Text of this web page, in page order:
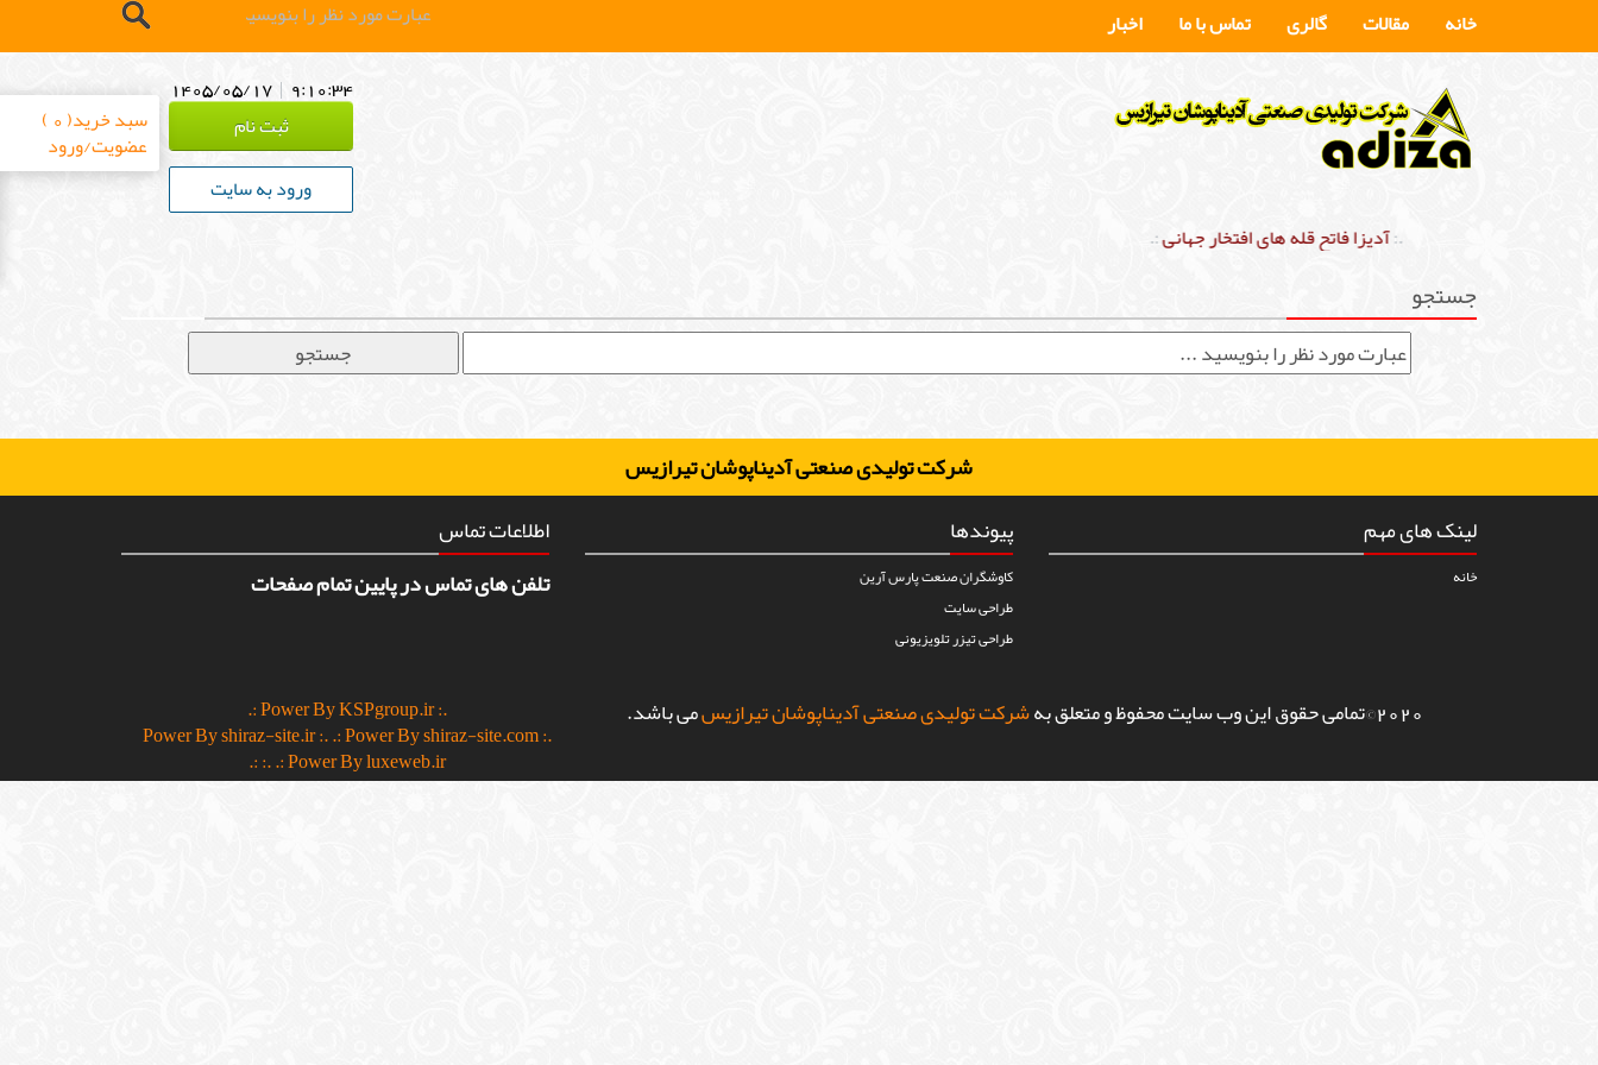
خانه مقالات گالری تماس با ما
اخبار
|
1405/05/17 9:10:34
ثبت نام
ورود به سایت
.:آدیزا فاتح قله های افتخار جهانی:.
جستجو
شرکت تولیدی صنعتی آدیناپوشان تیرازیس
لینک های مهم
خانه
پیوندها
کاوشگران صنعت پارس آرین
طراحی سایت
طراحی تیزر تلویزیونی
اطلاعات تماس
تلفن های تماس در پایین تمام صفحات
2020©تمامی حقوق این وب سایت محفوظ و متعلق به شرکت تولیدی صنعتی آدیناپوشان تیرازیسمی باشد. .: Power By KSPgroup.ir :.
.: Power By shiraz-site.ir :.
.: Power By shiraz-site.com
:..: Power By luxeweb.ir :.
سبد خرید( 0 )
عضویت/ورود